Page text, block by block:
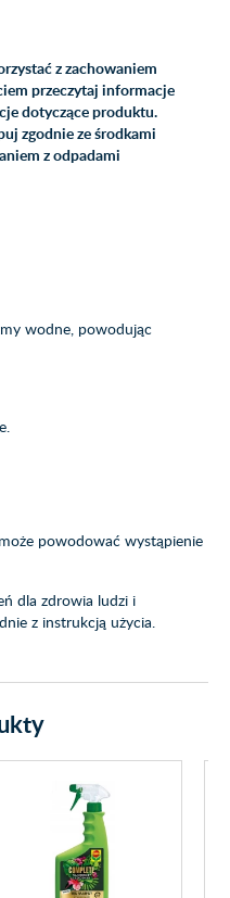
z zachowaniem
przeczytaj informacje
dotyczące produktu.
zgodnie ze środkami
z odpadami
wodne, powodując
powodować wystąpienie
dla zdrowia ludzi i
z instrukcją użycia.